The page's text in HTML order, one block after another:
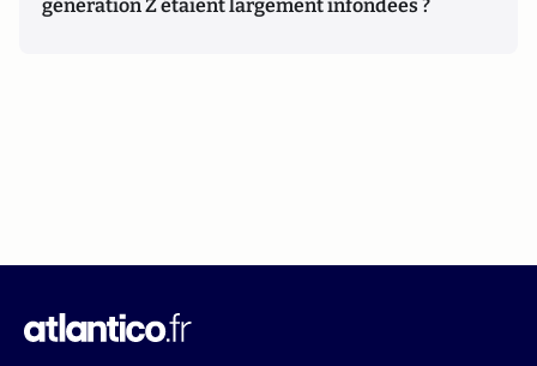
génération Z étaient largement infondées ?